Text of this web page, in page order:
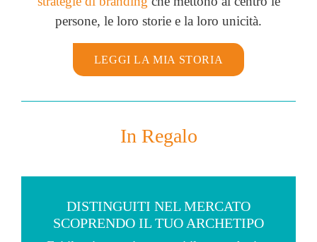
persone, le loro storie e la loro unicità.
LEGGI LA MIA STORIA
In Regalo
DISTINGUITI NEL MERCATO
SCOPRENDO IL TUO ARCHETIPO